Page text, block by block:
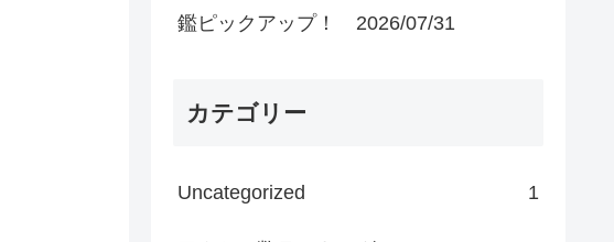
鑑ピックアップ！ 2026/07/31
カテゴリー
Uncategorized 1